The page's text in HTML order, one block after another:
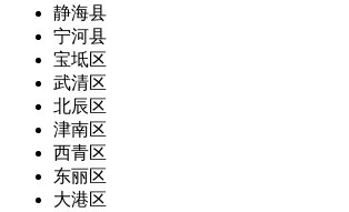
静海县
宁河县
宝坻区
武清区
北辰区
津南区
西青区
东丽区
大港区